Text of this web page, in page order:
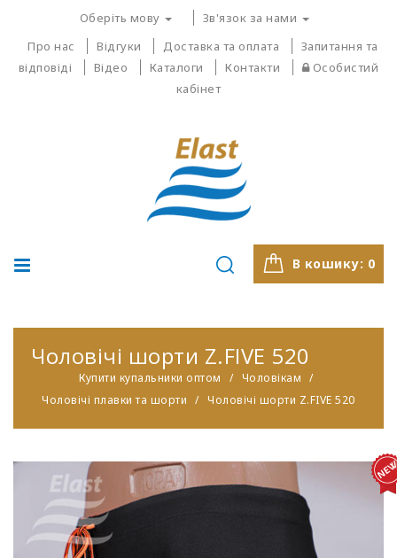
Оберіть мову
Зв'язок за нами
Про нас
Відгуки Доставка та оплата
Запитання та
відповіді
Відео Каталоги Контакти
Особистий
кабінет
В кошику: 0
Чоловічі шорти Z.FIVE 520
Купити купальники оптом
Чоловікам
Чоловічі плавки та шорти
Чоловічі шорти Z.FIVE 520